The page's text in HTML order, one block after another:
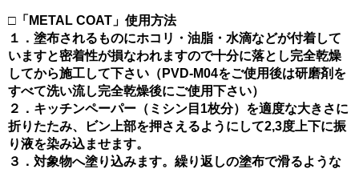
□「METAL COAT」使用方法
１．塗布されるものにホコリ・油脂・水滴などが付着して
いますと密着性が損なわれますので十分に落とし完全乾燥
してから施工して下さい（PVD-M04をご使用後は研磨剤を
すべて洗い流し完全乾燥後にご使用下さい）
２．キッチンペーパー（ミシン目1枚分）を適度な大きさに
折りたたみ、ビン上部を押さえるようにして2,3度上下に振
り液を染み込ませます。
３．対象物へ塗り込みます。繰り返しの塗布で滑るような